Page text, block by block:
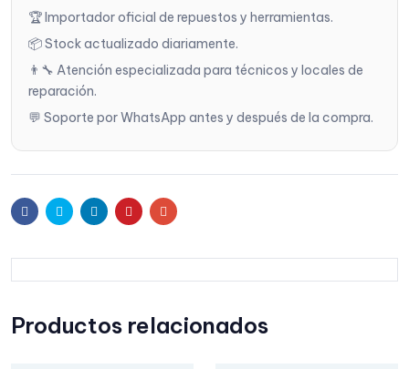
🏆 Importador oficial de repuestos y herramientas.
📦 Stock actualizado diariamente.
👨‍🔧 Atención especializada para técnicos y locales de
reparación.
💬 Soporte por WhatsApp antes y después de la compra.
FacebookTwitter LinkedinPinterestEmail
Productos relacionados